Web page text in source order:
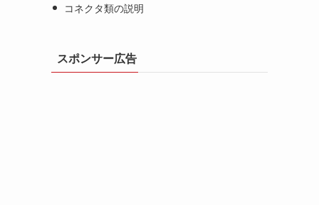
コネクタ類の説明
スポンサー広告